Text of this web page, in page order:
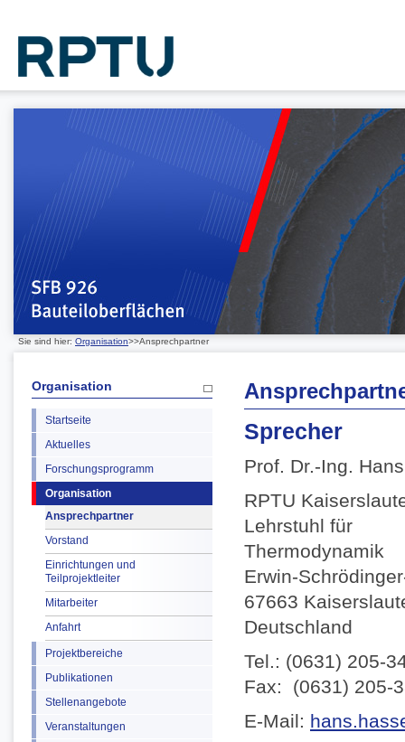
Sie sind hier: Organisation>>Ansprechpartner
Organisation
Startseite
Aktuelles
Forschungsprogramm
Organisation
Ansprechpartner
Vorstand
Einrichtungen und
Teilprojektleiter
Mitarbeiter
Anfahrt
Projektbereiche
Publikationen
Stellenangebote
Veranstaltungen
Sprecher
Prof. Dr.-Ing.
RPTU
Lehrstuhl für
Thermodynamik
Erwin-
67663
Deutschland
Tel.: (0631) 205-
Fax: (0631) 205-
E-Mail: